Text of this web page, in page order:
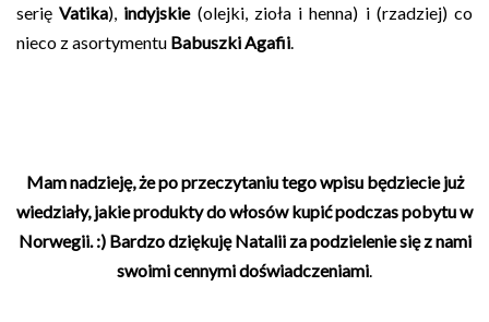
serięVatika), indyjskie(olejki, zioła i henna) i (rzadziej) co
nieco z asortymentu Babuszki Agafii.
Mam nadzieję, że po przeczytaniu tego wpisu będziecie już
wiedziały, jakie produkty do włosów kupić podczas pobytu w
Norwegii. :) Bardzo dziękuję Natalii za podzielenie się z nami
swoimi cennymi doświadczeniami.